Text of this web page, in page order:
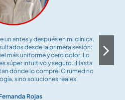
pero resistentes, y el hilo no
ni se dan cuenta cuando
quedan casi invisibles! Para
calidad de estos insumos marca
en el día a día.
Suturas Quirúrgicas Premium